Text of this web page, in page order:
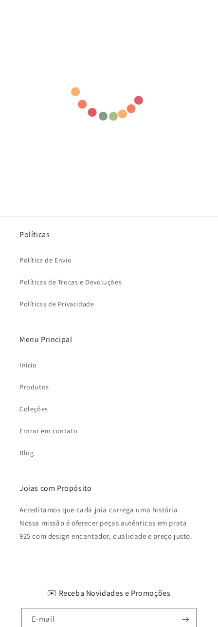
Políticas
Política de Envio
Políticas de Trocas e Devoluções
Políticas de Privacidade
Menu Principal
Início
Produtos
Coleções
Entrar em contato
Blog
Joias com Propósito
Acreditamos que cada joia carrega uma história.
Nossa missão é oferecer peças autênticas em prata
925 com design encantador, qualidade e preço justo.
✉️ Receba Novidades e Promoções
E-mail